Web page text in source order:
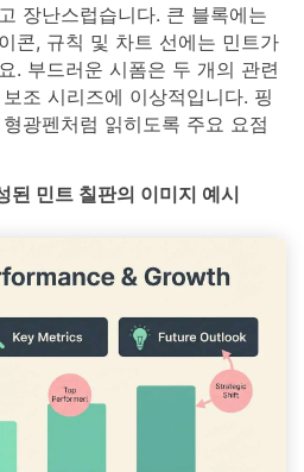
장난스럽습니다. 큰 블록에는
콘, 규칙 및 차트 선에는 민트가
. 부드러운 시폼은 두 개의 관련
조 시리즈에 이상적입니다. 핑
광펜처럼 읽히도록 주요 요점
민트 칠판의 이미지 예시